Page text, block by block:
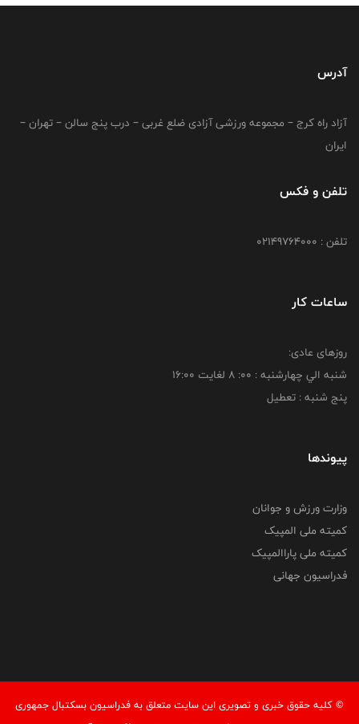
آدرس
آزاد راه کرج – مجموعه ورزشی آزادی ضلع غربی – درب پنج سالن – تهران –
ایران
تلفن و فکس
تلفن : 02149764000
ساعات کار
روزهای عادی:
شنبه الي چهارشنبه : 00: 8 لغايت 16:00
پنج شنبه : تعطیل
پیوندها
وزارت ورزش و جوانان
کمیته ملی المپیک
کمیته ملی پاراالمپیک
فدراسیون جهانی
© کليه حقوق خبری و تصويری اين سايت متعلق به فدراسیون بسکتبال جمهوری